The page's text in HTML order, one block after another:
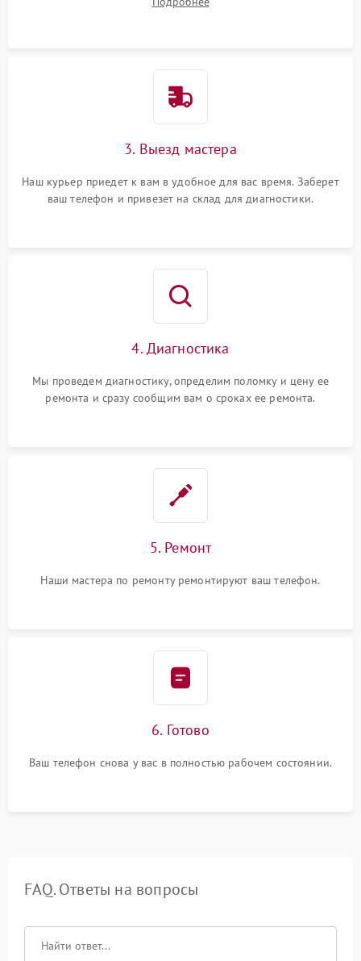
3. Выезд мастера
Наш курьер приедет к вам в удобное для вас время. Заберет
ваш телефон и привезет на склад для диагностики.
4. Диагностика
Мы проведем диагностику, определим поломку и цену ее
ремонта и сразу сообщим вам о сроках ее ремонта.
5. Ремонт
Наши мастера по ремонту ремонтируют ваш телефон.
6. Готово
Ваш телефон снова у вас в полностью рабочем состоянии.
FAQ. Ответы на вопросы